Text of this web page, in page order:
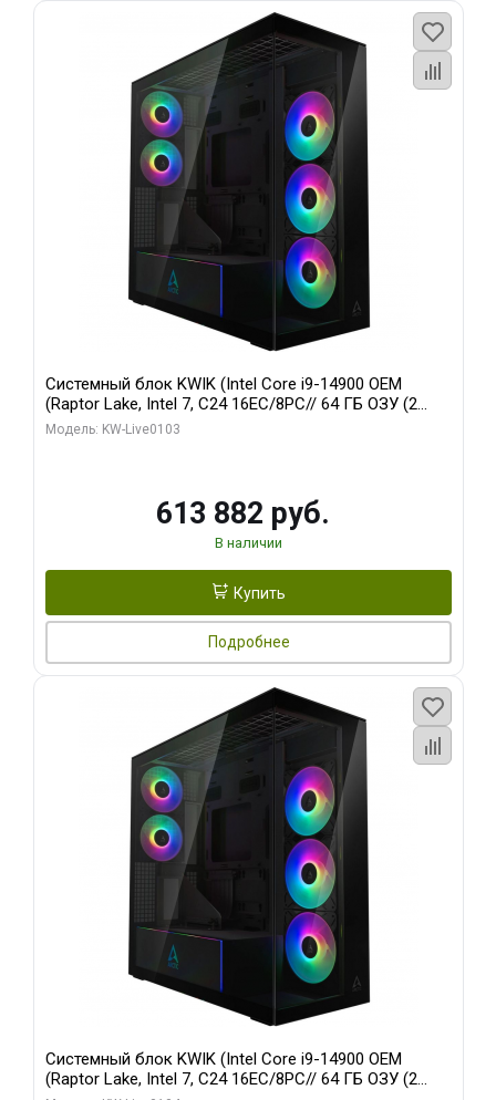
Системный блок KWIK (Intel Core i9-14900 OEM
(Raptor Lake, Intel 7, C24 16EC/8PC// 64 ГБ ОЗУ (2
модуля)/ Afox RTX4090 24GB GDDR6X 384-Bit 3xDP
Модель: KW-Live0103
613 882 руб.
В наличии
Купить
Подробнее
Системный блок KWIK (Intel Core i9-14900 OEM
(Raptor Lake, Intel 7, C24 16EC/8PC// 64 ГБ ОЗУ (2